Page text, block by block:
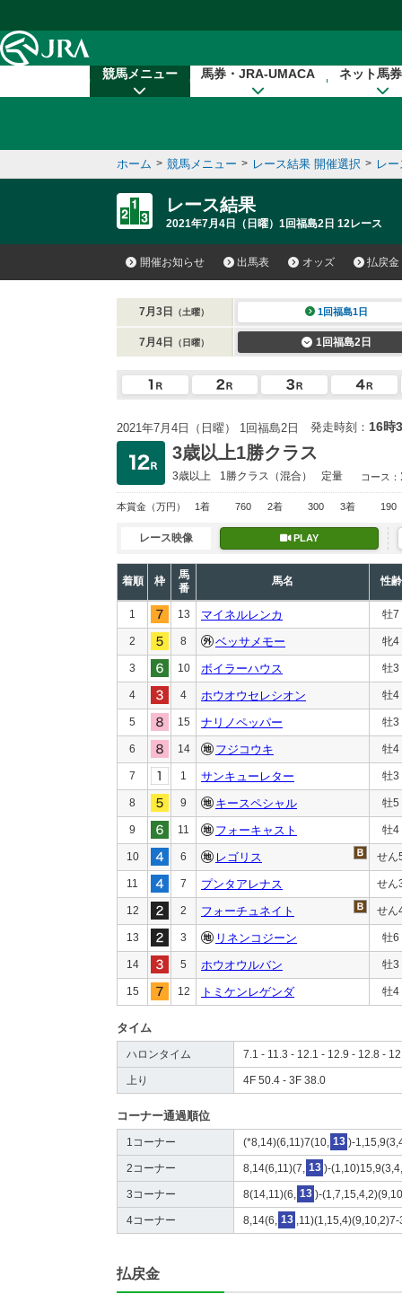
競馬メニュー 馬券・JRA-UMACA ネット馬
ホーム > 競馬メニュー > レース結果 開催選択 > レ
レース結果
2021年7月4日（日曜）1回福島2日 12レース
開催お知らせ 出馬表 オッズ 払戻金
7月3日 （土曜） 1回福島1日
7月4日 （日曜） 1回福島2日
2021年7月4日（日曜） 1回福島2日 発走時刻： 16時
3歳以上1勝クラス
3歳以上 1勝クラス （混合） 定量 コース：
本賞金 （万円） 1着 760 2着 300 3着 190
レース映像 PLAY
着順 枠
馬
番
馬名 性齢
1 13 マイネルレンカ 牡7
2 8 ベッサメモー 牝4
3 10 ボイラーハウス 牡3
4 4 ホウオウセレシオン 牡4
5 15 ナリノペッパー 牡3
6 14 フジコウキ 牡4
7 1 サンキューレター 牡3
8 9 キースペシャル 牡5
9 11 フォーキャスト 牡4
10 6 レゴリス せん
11 7 プンタアレナス せん
12 2 フォーチュネイト せん
13 3 リネンコジーン 牡6
14 5 ホウオウルバン 牡3
15 12 トミケンレゲンダ 牡4
タイム
ハロンタイム 7.1 - 11.3 - 12.1 - 12.9 - 12.8 -
上り 4F 50.4 - 3F 38.0
コーナー通過順位
1コーナー (*8,14)(6,11)7(10, 13 )-
2コーナー 8,14(6,11)(7, 13 )-
3コーナー 8(14,11)(6, 13 )-
4コーナー 8,14(6, 13
払戻金